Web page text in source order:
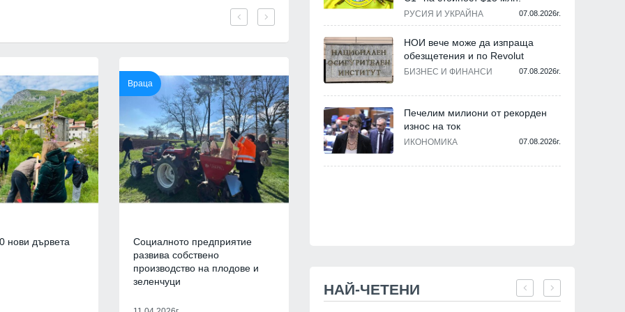
нови дървета
Враца
Социалното предприятие
развива собствено
производство на плодове и
зеленчуци
Пловдив
05.12.2025г.
02.12.2025г.
лекар
06.08.2026г.
от
до
Младежкия хълм в Пловдив
06.08.2026г.
достъп до водните бази по
Черноморието
БУРГАС 06.08.2026г.
Ал. Йорданов: Родата на
кандидата на "промяната" Гюров
е толкова червена, че все едно
ни се лансира за президент внук
на
МНЕНИЯ И АНАЛИЗИ 06.08.2026г.
РУСИЯ И УКРАЙНА 07.08.2026г.
НОИ вече може да изпраща
обезщетения и по Revolut
БИЗНЕС И ФИНАНСИ 07.08.2026г.
Печелим милиони от рекорден
износ на ток
ИКОНОМИКА 07.08.2026г.
НАЙ-ЧЕТЕНИ